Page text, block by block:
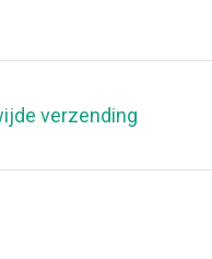
verzending